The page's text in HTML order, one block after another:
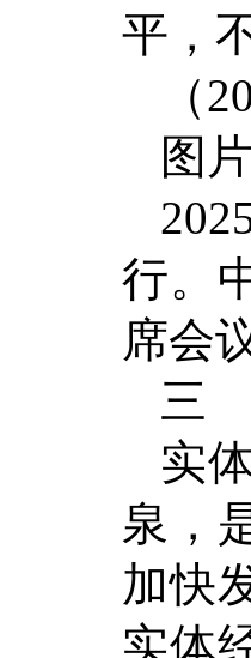
平，
（
图片
行。
席会
三
实
泉，
加快
实体